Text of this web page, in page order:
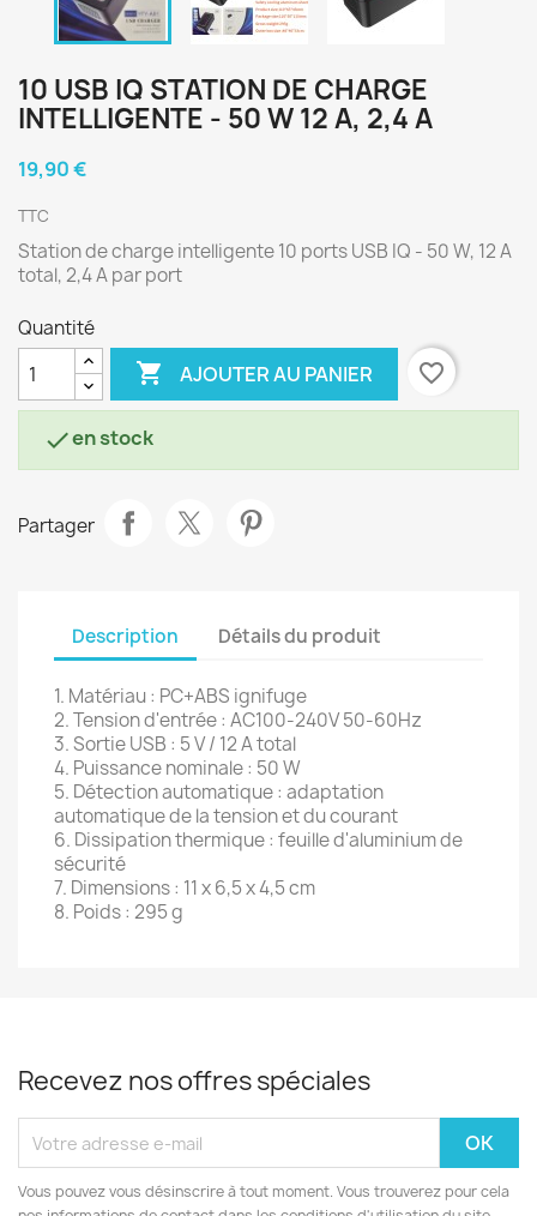
10 USB IQ STATION DE CHARGE
INTELLIGENTE - 50 W 12 A, 2,4 A
19,90 €
TTC
Station de charge intelligente 10 ports USB IQ - 50 W, 12 A
total, 2,4 A par port
Quantité
 AJOUTER AU PANIER favorite_border
en stock
Partager
Description Détails du produit
1. Matériau : PC+ABS ignifuge
2. Tension d'entrée : AC100-240V 50-60Hz
3. Sortie USB : 5 V / 12 A total
4. Puissance nominale : 50 W
5. Détection automatique : adaptation
automatique de la tension et du courant
6. Dissipation thermique : feuille d'aluminium de
sécurité
7. Dimensions : 11 x 6,5 x 4,5 cm
8. Poids : 295 g
Recevez nos offres spéciales
Vous pouvez vous désinscrire à tout moment. Vous trouverez pour cela